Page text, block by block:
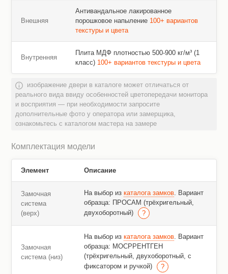
Внешняя
Антивандальное лакированное
порошковое напыление 100+ вариантов
текстуры и цвета
Внутренняя
Плита МДФ плотностью 500-900 кг/м³ (1
класс) 100+ вариантов текстуры и цвета
изображение двери в каталоге может отличаться от
реального вида ввиду особенностей цветопередачи монитора
и восприятия — при необходимости запросите
дополнительные фото у оператора или замерщика,
ознакомьтесь с каталогом мастера на замере
Комплектация модели
Элемент Описание
Замочная
система
(верх)
На выбор из каталога замков. Вариант
образца: ПРОСАМ (трёхригельный,
двухоборотный)
Замочная
система (низ)
На выбор из каталога замков. Вариант
образца: МОСРРЕНТГЕН
(трёхригельный, двухоборотный, с
фиксатором и ручкой)